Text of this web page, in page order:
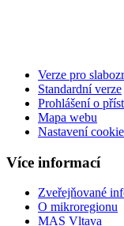
Verze pro
Standardní verze
Prohlášení o
Mapa webu
Nastavení
Více informací
Zveřejňované
O mikroregionu
MAS Vltava